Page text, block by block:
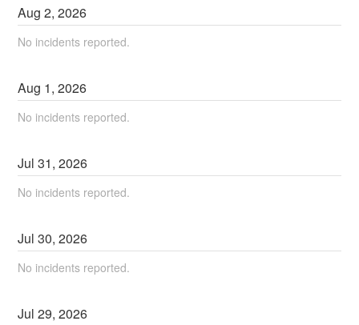
Aug2,2026
No incidents reported.
Aug 1,2026
No incidents reported.
Jul31,2026
No incidents reported.
Jul30,2026
No incidents reported.
Jul29,2026